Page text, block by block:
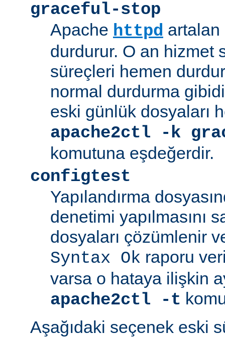
graceful-stop
Apache httpd
durdurur. O an hizmet
süreçleri hemen
normal durdurma
eski günlük dosyaları
apache2ctl -k
komutuna eşdeğerdir.
configtest
Yapılandırma
denetimi yapılmasını
dosyaları çözümlenir
Syntax Ok raporu
varsa o hataya ilişkin
apache2ctl -t
Aşağıdaki seçenek eski